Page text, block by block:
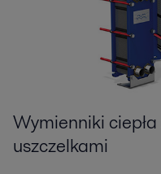
Wymienniki
uszczelkami